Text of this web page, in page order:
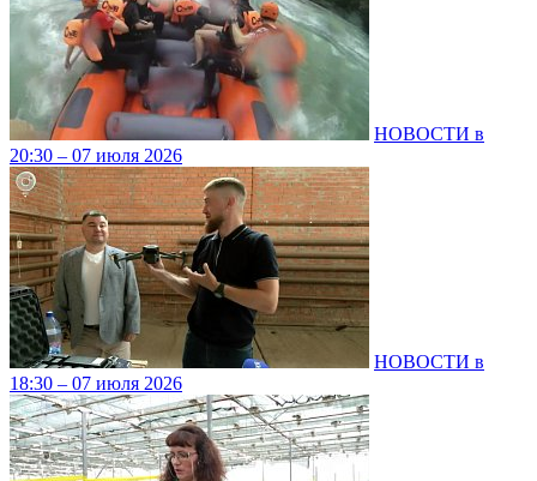
НОВОСТИ в
20:30 – 07 июля 2026
НОВОСТИ в
18:30 – 07 июля 2026